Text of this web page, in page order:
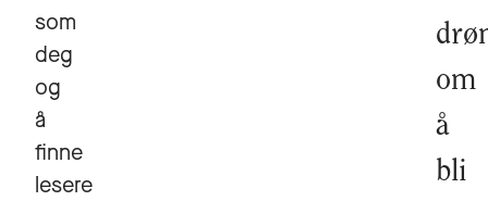
som
deg
og
å
finne
lesere
om
å
bli